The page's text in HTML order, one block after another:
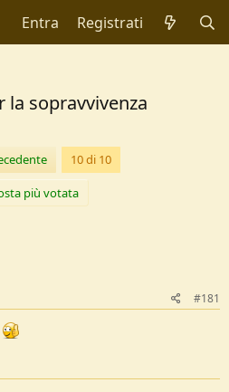
Entra Registrati
la sopravvivenza
10 di 10
più votata
#181